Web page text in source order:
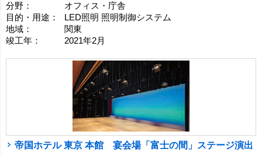
分野：
オフィス・庁舎
目的・用途：
LED照明 照明制御システム
地域：
関東
竣工年：
2021年2月
帝国ホテル 東京 本館 宴会場「富士の間」ステージ演出